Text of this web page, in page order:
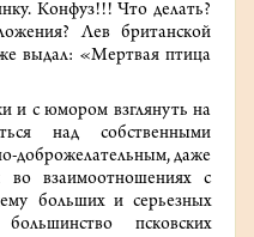
Конфуз!!! Что делать?
Лев британской
выдал: «Мертвая птица
и с юмором взглянуть на
над собственными
доброжелательным, даже
во взаимоотношениях с
больших и серьезных
псковских